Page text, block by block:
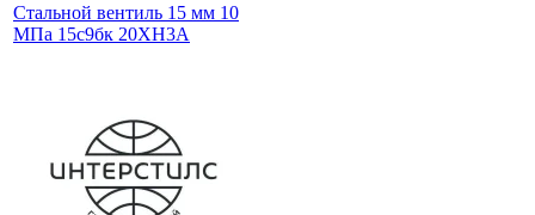
Стальной вентиль 15 мм 10
МПа 15с9бк 20ХН3А